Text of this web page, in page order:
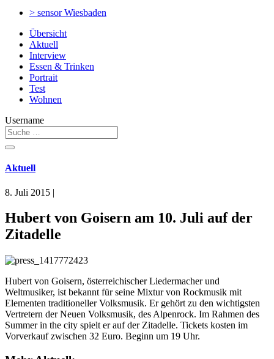
> sensorWiesbaden
Übersicht
Aktuell
Interview
Essen & Trinken
Portrait
Test
Wohnen
Username
Aktuell
8. Juli 2015 |
Hubert von Goisern am 10. Juli auf der
Zitadelle
Hubert von Goisern, österreichischer Liedermacher und
Weltmusiker, ist bekannt für seine Mixtur von Rockmusik mit
Elementen traditioneller Volksmusik. Er gehört zu den wichtigsten
Vertretern der Neuen Volksmusik, des Alpenrock. Im Rahmen des
Summer in the city spielt er auf der Zitadelle. Tickets kosten im
Vorverkauf zwischen 32 Euro. Beginn um 19 Uhr.